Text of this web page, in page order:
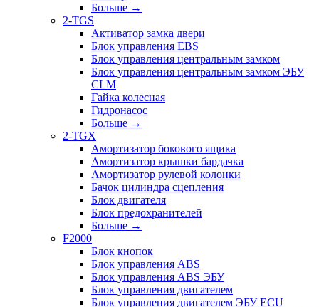
Больше →
2-TGS
Активатор замка двери
Блок управления EBS
Блок управления центральным замком
Блок управления центральным замком ЭБУ
CLM
Гайка колесная
Гидронасос
Больше →
2-TGX
Амортизатор бокового ящика
Амортизатор крышки бардачка
Амортизатор рулевой колонки
Бачок цилиндра сцепления
Блок двигателя
Блок предохранителей
Больше →
F2000
Блок кнопок
Блок управления ABS
Блок управления ABS ЭБУ
Блок управления двигателем
Блок управления двигателем ЭБУ ECU